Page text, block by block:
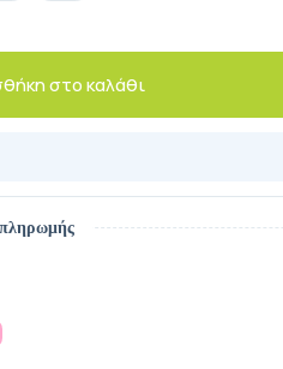
στο καλάθι
πληρωμής